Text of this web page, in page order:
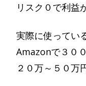
リスク０で利益
実際に使ってい
Amazonで３０
２０万～５０万